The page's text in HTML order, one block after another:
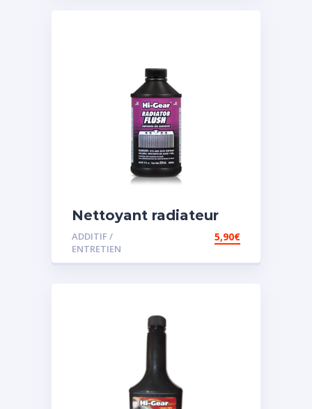
Nettoyant radiateur
ADDITIF /
ENTRETIEN
5,90€